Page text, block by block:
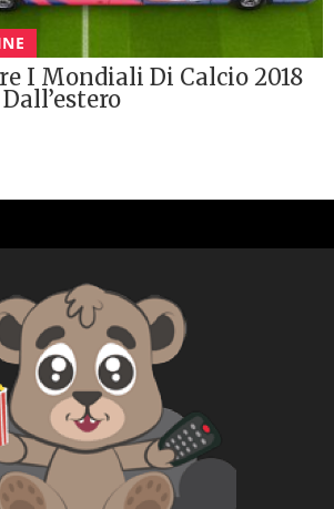
I Mondiali Di Calcio 2018